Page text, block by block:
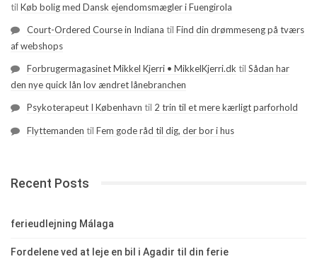
til Køb bolig med Dansk ejendomsmægler i Fuengirola
Court-Ordered Course in Indiana til Find din drømmeseng på tværs
af webshops
Forbrugermagasinet Mikkel Kjerri • MikkelKjerri.dk til Sådan har
den nye quick lån lov ændret lånebranchen
Psykoterapeut I København til 2 trin til et mere kærligt parforhold
Flyttemanden til Fem gode råd til dig, der bor i hus
Recent Posts
ferieudlejning Málaga
Fordelene ved at leje en bil i Agadir til din ferie